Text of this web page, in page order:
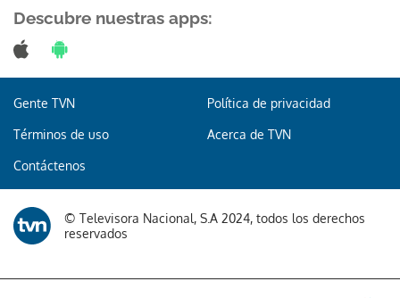
ACEPTAR
Descubre nuestras apps:
Gente TVN Política de privacidad
Términos de uso Acerca de TVN
Contáctenos
© Televisora Nacional, S.A 2024, todos los derechos
reservados